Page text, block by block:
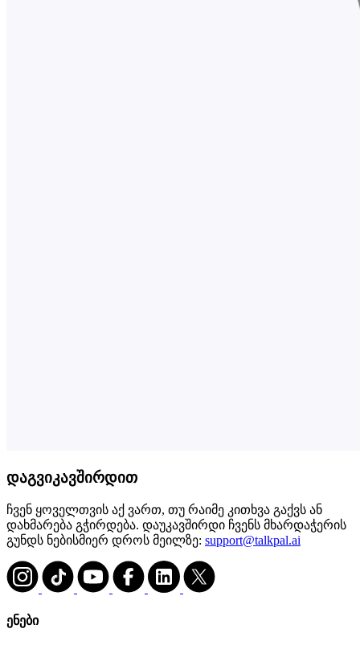
დაგვიკავშირდით
ჩვენ ყოველთვის აქ ვართ, თუ რაიმე კითხვა გაქვს ან
დახმარება გჭირდება. დაუკავშირდი ჩვენს მხარდაჭერის
გუნდს ნებისმიერ დროს მეილზე: support@talkpal.ai
ენები